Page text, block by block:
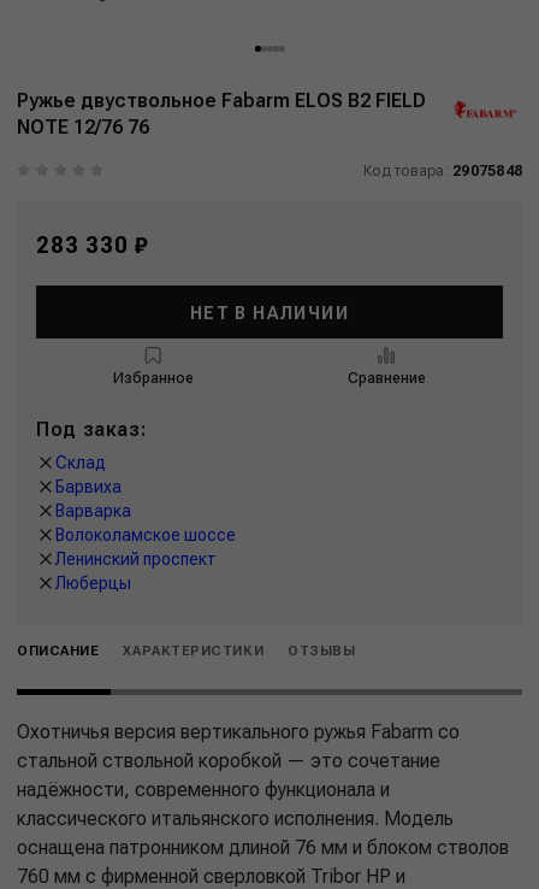
Ружье двуствольное Fabarm ELOS B2 FIELD
NOTE 12/76 76
Код товара: 29075848
283 330 ₽
НЕТ В НАЛИЧИИ
Избранное Сравнение
Под заказ:
Склад
Барвиха
Варварка
Волоколамское шоссе
Ленинский проспект
Люберцы
ОПИСАНИЕ ХАРАКТЕРИСТИКИ ОТЗЫВЫ
Охотничья версия вертикального ружья Fabarm со
стальной ствольной коробкой — это сочетание
надёжности, современного функционала и
классического итальянского исполнения. Модель
оснащена патронником длиной 76 мм и блоком стволов
760 мм с фирменной сверловкой Tribor HP и